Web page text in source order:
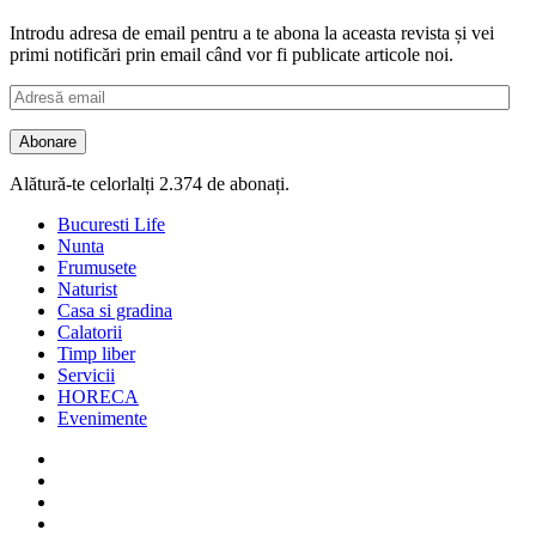
Introdu adresa de email pentru a te abona la aceasta revista și vei
primi notificări prin email când vor fi publicate articole noi.
Adresă
email
Abonare
Alătură-te celorlalți 2.374 de abonați.
Bucuresti Life
Nunta
Frumusete
Naturist
Casa si gradina
Calatorii
Timp liber
Servicii
HORECA
Evenimente